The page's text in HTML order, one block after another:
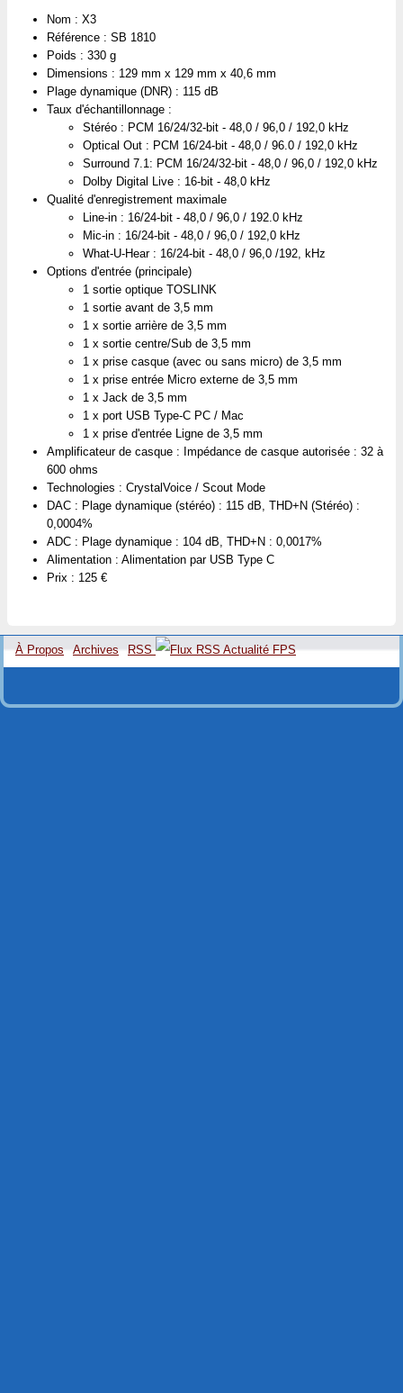
Nom : X3
Référence : SB 1810
Poids : 330 g
Dimensions : 129 mm x 129 mm x 40,6 mm
Plage dynamique (DNR) : 115 dB
Taux d'échantillonnage :
Stéréo : PCM 16/24/32-bit - 48,0 / 96,0 / 192,0 kHz
Optical Out : PCM 16/24-bit - 48,0 / 96.0 / 192,0 kHz
Surround 7.1: PCM 16/24/32-bit - 48,0 / 96,0 / 192,0 kHz
Dolby Digital Live : 16-bit - 48,0 kHz
Qualité d'enregistrement maximale
Line-in : 16/24-bit - 48,0 / 96,0 / 192.0 kHz
Mic-in : 16/24-bit - 48,0 / 96,0 / 192,0 kHz
What-U-Hear : 16/24-bit - 48,0 / 96,0 /192, kHz
Options d'entrée (principale)
1 sortie optique TOSLINK
1 sortie avant de 3,5 mm
1 x sortie arrière de 3,5 mm
1 x sortie centre/Sub de 3,5 mm
1 x prise casque (avec ou sans micro) de 3,5 mm
1 x prise entrée Micro externe de 3,5 mm
1 x Jack de 3,5 mm
1 x port USB Type-C PC / Mac
1 x prise d'entrée Ligne de 3,5 mm
Amplificateur de casque : Impédance de casque autorisée : 32 à
600 ohms
Technologies : CrystalVoice / Scout Mode
DAC : Plage dynamique (stéréo) : 115 dB, THD+N (Stéréo) :
0,0004%
ADC : Plage dynamique : 104 dB, THD+N : 0,0017%
Alimentation : Alimentation par USB Type C
Prix : 125 €
À Propos Archives RSS